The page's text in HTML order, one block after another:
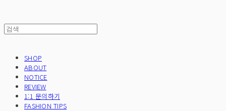
SHOP
ABOUT
NOTICE
REVIEW
1:1 문의하기
FASHION TIPS